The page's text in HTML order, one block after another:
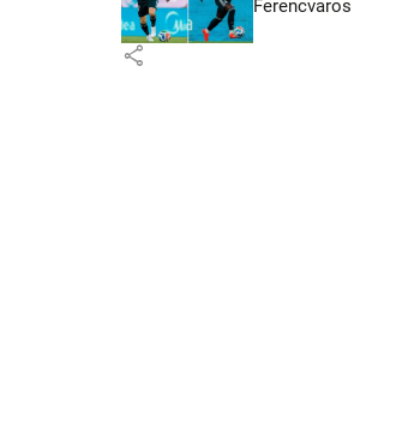
Ferencvaros
share